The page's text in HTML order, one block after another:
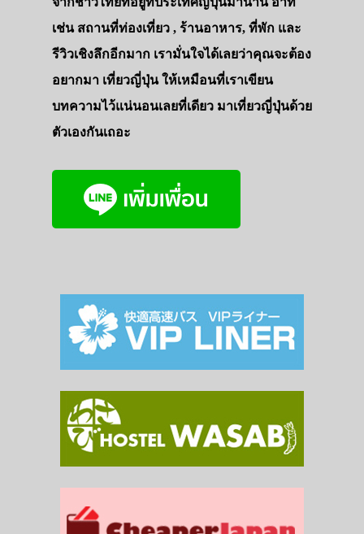
เช่น สถานที่ท่องเที่ยว , ร้านอาหาร, ที่พัก และ
รีวิวเชิงลึกอีกมาก เรามั่นใจได้เลยว่าคุณจะต้อง
อยากมา เที่ยวญี่ปุ่น ให้เหมือนที่เราเขียน
บทความไว้แน่นอนเลยที่เดียว มาเที่ยวญี่ปุ่นด้วย
ตัวเองกันเถอะ